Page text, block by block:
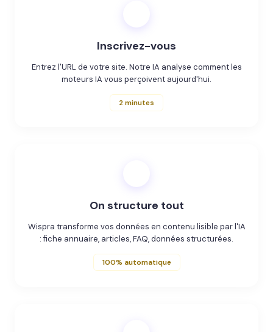
Inscrivez-vous
Entrez l'URL de votre site. Notre IA analyse comment les
moteurs IA vous perçoivent aujourd'hui.
2 minutes
On structure tout
Wispra transforme vos données en contenu lisible par l'IA
: fiche annuaire, articles, FAQ, données structurées.
100% automatique